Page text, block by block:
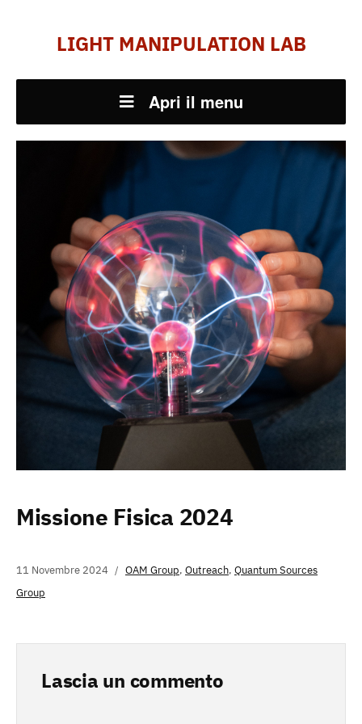
LIGHT MANIPULATION LAB
Apri il menu
Missione Fisica 2024
11 Novembre 2024 OAM Group, Outreach, Quantum Sources
Group
Lascia un commento